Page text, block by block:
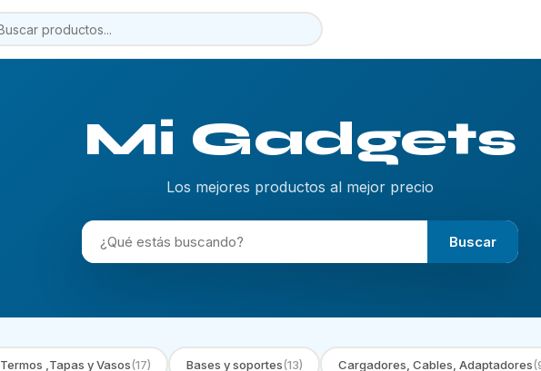
Mi Gadgets
Los mejores productos al mejor precio
Buscar
Termos ,Tapas y Vasos(17) Bases y soportes(13) Cargadores, Cables, Adaptadores